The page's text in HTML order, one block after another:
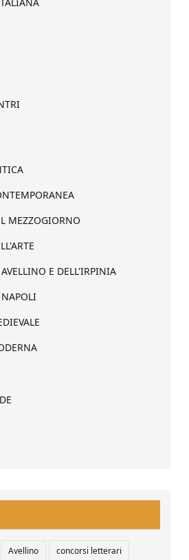
MEZZOGIORNO
E DELL'IRPINIA
Avellino concorsi letterari